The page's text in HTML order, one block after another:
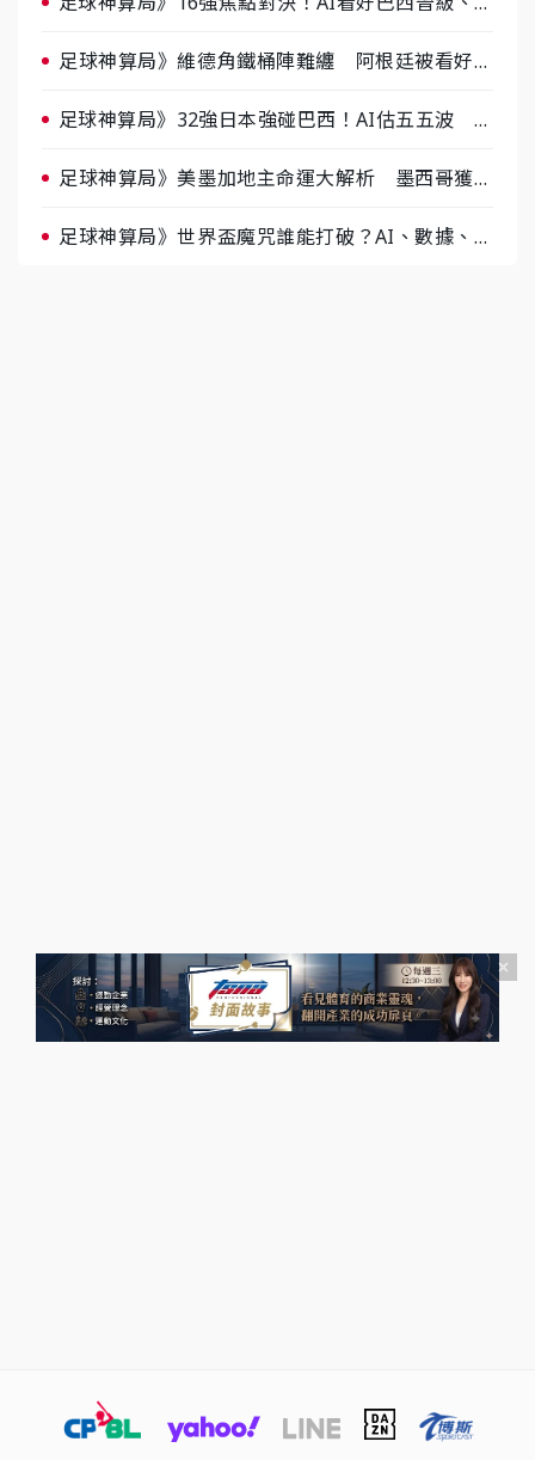
足球神算局》維德角鐵桶陣難纏 阿根廷被看好下
足球神算局》32強日本強碰巴西！AI估五五波 牛
足球神算局》美墨加地主命運大解析 墨西哥獲數
足球神算局》世界盃魔咒誰能打破？AI、數據、塔